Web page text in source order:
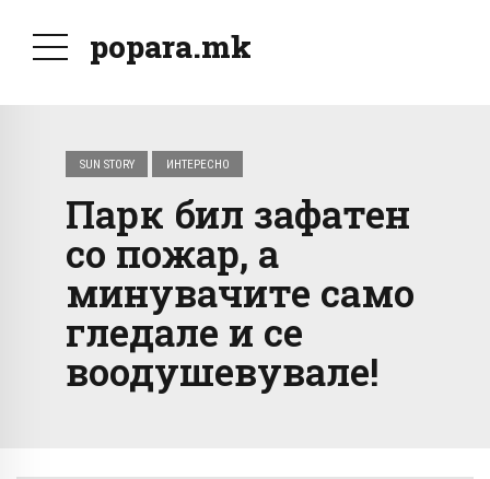
popara.mk
SUN STORY ИНТЕРЕСНО
Парк бил зафатен
со пожар, а
минувачите само
гледале и се
воодушевувале!